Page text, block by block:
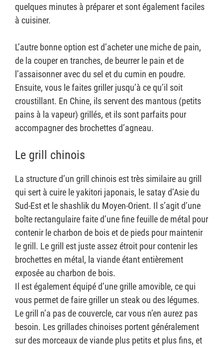
quelques minutes à préparer et sont également faciles
à cuisiner.
L’autre bonne option est d’acheter une miche de pain,
de la couper en tranches, de beurrer le pain et de
l’assaisonner avec du sel et du cumin en poudre.
Ensuite, vous le faites griller jusqu’à ce qu’il soit
croustillant. En Chine, ils servent des mantous (petits
pains à la vapeur) grillés, et ils sont parfaits pour
accompagner des brochettes d’agneau.
Le grill chinois
La structure d’un grill chinois est très similaire au grill
qui sert à cuire le yakitori japonais, le satay d’Asie du
Sud-Est et le shashlik du Moyen-Orient. Il s’agit d’une
boîte rectangulaire faite d’une fine feuille de métal pour
contenir le charbon de bois et de pieds pour maintenir
le grill. Le grill est juste assez étroit pour contenir les
brochettes en métal, la viande étant entièrement
exposée au charbon de bois.
Il est également équipé d’une grille amovible, ce qui
vous permet de faire griller un steak ou des légumes.
Le grill n’a pas de couvercle, car vous n’en aurez pas
besoin. Les grillades chinoises portent généralement
sur des morceaux de viande plus petits et plus fins, et